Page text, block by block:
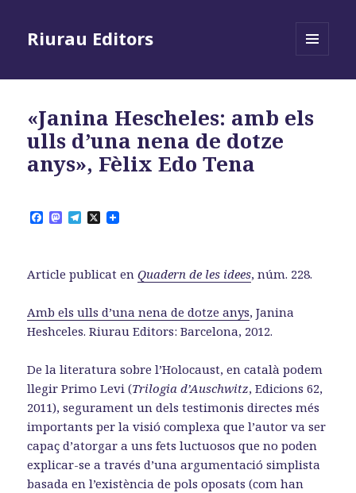
Riurau Editors
«Janina Hescheles: amb els
ulls d’una nena de dotze
anys», Fèlix Edo Tena
F
b
o
k
M
o
d
n
T
g
r
m
X
Article publicat enQuadern de les idees, núm. 228.
Amb els ulls d’una nena de dotze anys, Janina
Heshceles. Riurau Editors: Barcelona, 2012.
De la literatura sobre l’Holocaust, en català podem
llegir Primo Levi (Trilogia d’Auschwitz, Edicions 62,
2011), segurament un dels testimonis directes més
importants per la visió complexa que l’autor va ser
capaç d’atorgar a uns fets luctuosos que no poden
explicar-se a través d’una argumentació simplista
basada en l’existència de pols oposats (com han